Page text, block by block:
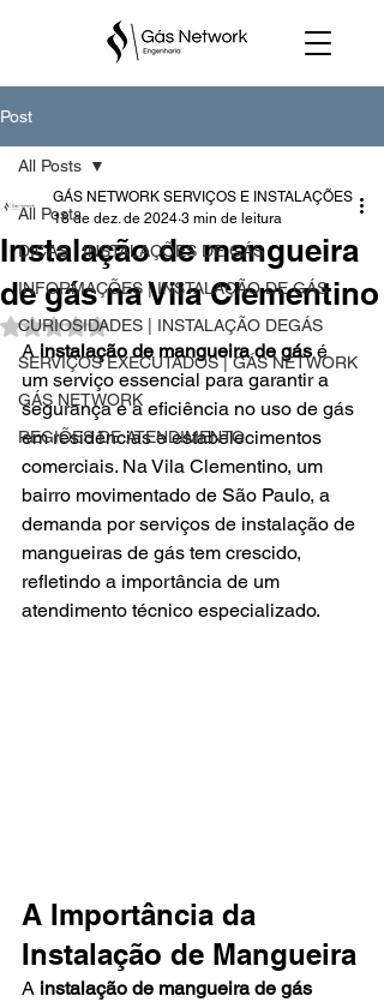
Post
All Posts
DICAS | INSTALAÇÕES DE GÁS
INFORMAÇÕES | INSTALAÇÃO DE GÁS
CURIOSIDADES | INSTALAÇÃO DEGÁS
SERVIÇOS EXECUTADOS | GÁS NETWORK
GÁS NETWORK
REGIÕES DE ATENDIMENTO
All Posts
Instalação de mangueira
de gás na Vila Clementino
GÁS NETWORK SERVIÇOS E INSTALAÇÕES
18 de dez. de 2024 3 min de leitura
Avaliado com NaN de 5 estrelas.
A instalação de mangueira de gás é
um serviço essencial para garantir a
segurança e a eficiência no uso de gás
em residências e estabelecimentos
comerciais. Na Vila Clementino, um
bairro movimentado de São Paulo, a
demanda por serviços de instalação de
mangueiras de gás tem crescido,
refletindo a importância de um
atendimento técnico especializado.
A Importância da
Instalação de Mangueira
A instalação de mangueira de gás